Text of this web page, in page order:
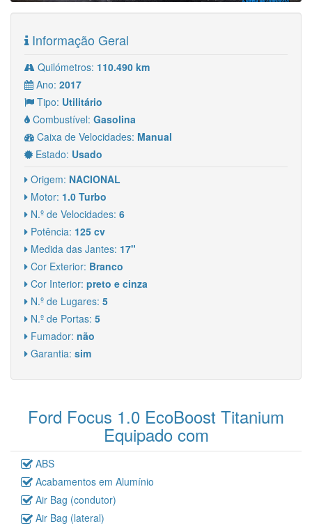
Informação Geral
Quilómetros: 110.490 km
Ano: 2017
Tipo: Utilitário
Combustível: Gasolina
Caixa de Velocidades: Manual
Estado: Usado
Origem: NACIONAL
Motor: 1.0 Turbo
N.º de Velocidades: 6
Potência: 125 cv
Medida das Jantes: 17"
Cor Exterior: Branco
Cor Interior: preto e cinza
N.º de Lugares: 5
N.º de Portas: 5
Fumador: não
Garantia: sim
Ford Focus 1.0 EcoBoost Titanium
Equipado com
ABS
Acabamentos em Alumínio
Air Bag (condutor)
Air Bag (lateral)